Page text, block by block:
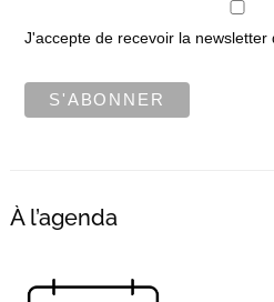
J'accepte de recevoir la newsletter
À l’agenda